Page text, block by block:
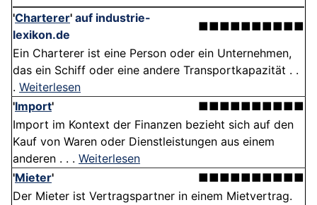
'Charterer' auf industrie-
lexikon.de
■■■■■■■■■■
Ein Charterer ist eine Person oder ein Unternehmen,
das ein Schiff oder eine andere Transportkapazität . .
. Weiterlesen
'Import'
■■■■■■■■■■
Import im Kontext der Finanzen bezieht sich auf den
Kauf von Waren oder Dienstleistungen aus einem
anderen . . . Weiterlesen
'Mieter'
■■■■■■■■■■
Der Mieter ist Vertragspartner in einem Mietvertrag.